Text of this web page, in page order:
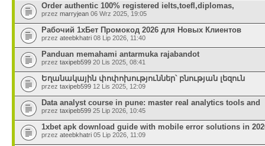
Order authentic 100% registered ielts,toefl,diplomas,
przez marryjean 06 Wrz 2025, 19:05
Рабочий 1хБет Промокод 2026 для Новых Клиентов
przez ateebkhatri 08 Lip 2026, 11:40
Panduan memahami antarmuka rajabandot
przez taxipeb599 20 Lis 2025, 08:41
Եղանակային փոփոխություններ՝ բնության լեզուն
przez taxipeb599 12 Lis 2025, 12:09
Data analyst course in pune: master real analytics tools and
przez taxipeb599 25 Lip 2026, 10:45
1xbet apk download guide with mobile error solutions in
przez ateebkhatri 05 Lip 2026, 11:09